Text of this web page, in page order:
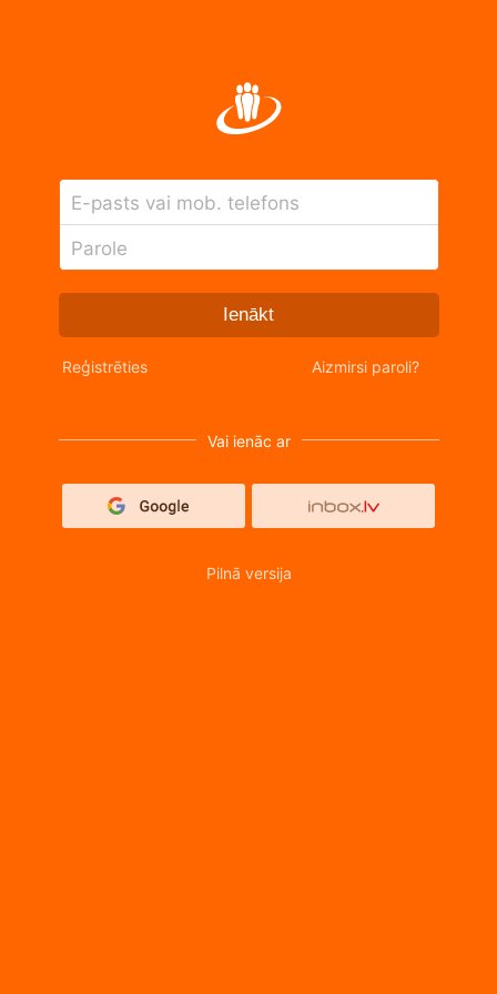
E-pasts vai mob. telefons
Parole
Ienākt
Reģistrēties Aizmirsi paroli?
Vai ienāc ar
Pilnā versija